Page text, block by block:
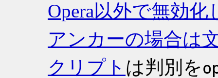
Opera以外で無効化
アンカーの場合は
クリプト は判別を